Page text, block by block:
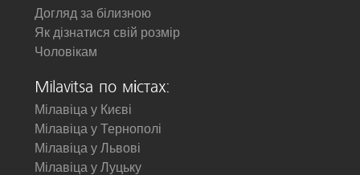
Догляд за білизною
Як дізнатися свій розмір
Чоловікам
Milavitsa по містах:
Мілавіца у Києві
Мілавіца у Тернополі
Мілавіца у Львові
Мілавіца у Луцьку